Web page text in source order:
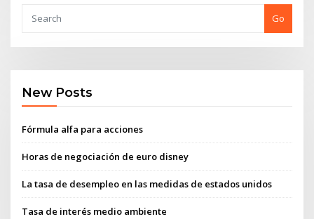
Go
New Posts
Fórmula alfa para acciones
Horas de negociación de euro disney
La tasa de desempleo en las medidas de estados unidos
Tasa de interés medio ambiente